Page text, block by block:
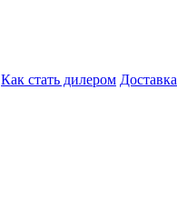
Как стать дилером Доставка